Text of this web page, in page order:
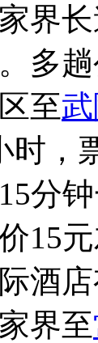
长
多
至
时，
分
15
酒
至